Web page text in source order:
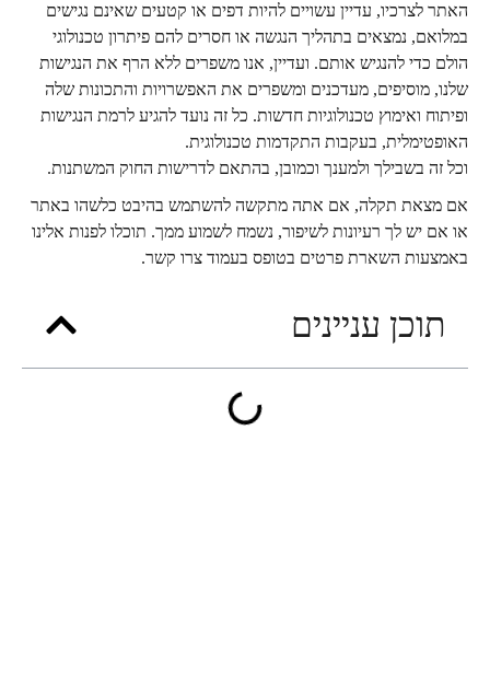
האתר לצרכיו, עדיין עשויים להיות דפים או קטעים שאינם נגישים
במלואם, נמצאים בתהליך הנגשה או חסרים להם פיתרון טכנולוגי
הולם כדי להנגיש אותם. ועדיין, אנו משפרים ללא הרף את הנגישות
שלנו, מוסיפים, מעדכנים ומשפרים את האפשרויות והתכונות שלה
ופיתוח ואימוץ טכנולוגיות חדשות. כל זה נועד להגיע לרמת הנגישות
האופטימלית, בעקבות התקדמות טכנולוגית.
וכל זה בשבילך ולמענך וכמובן, בהתאם לדרישות החוק המשתנות.
אם מצאת תקלה, אם אתה מתקשה להשתמש בהיבט כלשהו באתר
או אם יש לך רעיונות לשיפור, נשמח לשמוע ממך. תוכלו לפנות אלינו
באמצעות השארת פרטים בטופס בעמוד צרו קשר.
תוכן עניינים